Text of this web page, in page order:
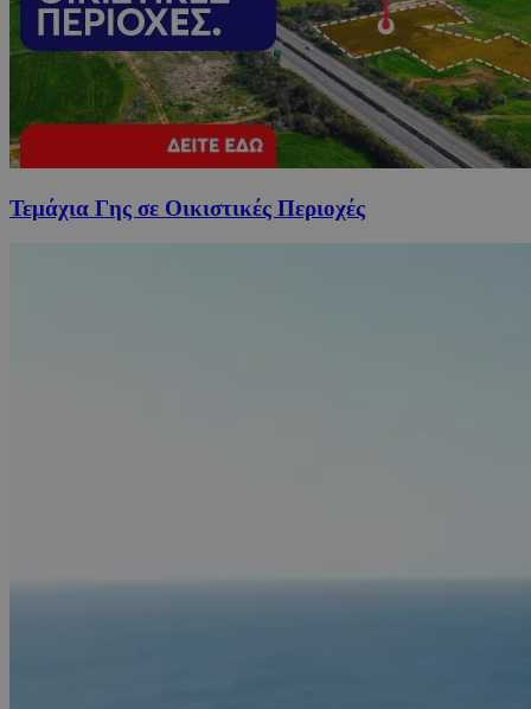
Τεμάχια Γης σε Οικιστικές Περιοχές